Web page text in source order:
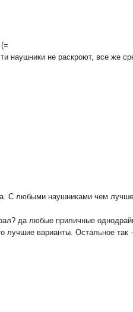
наушники не раскроют, все же
С любыми наушниками чем
да любые приличные
лучшие варианты. Остальное так -